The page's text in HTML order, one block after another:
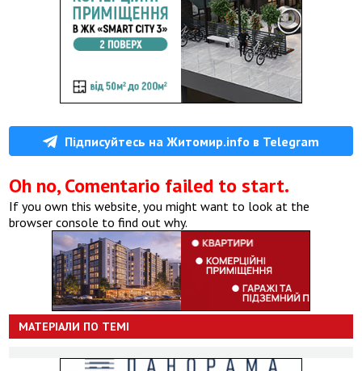
Підписуйтесь на Житомир.info в Telegram
Oh no, Comentario failed to start.
If you own this website, you might want to look at the
browser console to find out why.
МАТЕРІАЛИ ПО ТЕМІ